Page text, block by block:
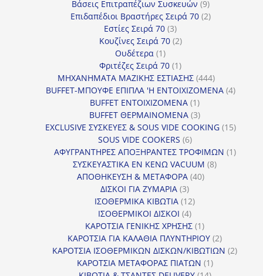
προϊόν
Βάσεις Επιτραπέζιων Συσκευών 99
προϊόντα
Επιδαπέδιοι Βραστήρες Σειρά 70 22
Εστίες Σειρά 70 33
προϊόντα
Κουζίνες Σειρά 70 22
Ουδέτερα 11
προϊόν
Φριτέζες Σειρά 70 11
προϊόν
ΜΗΧΑΝΗΜΑΤΑ ΜΑΖΙΚΗΣ ΕΣΤΙΑΣΗΣ 444444
προϊόντα
BUFFET-ΜΠΟΥΦΕ ΕΠΙΠΛΑ 'Η ΕΝΤΟΙΧΙΖΟΜΕΝΑ 44
BUFFET ΕΝΤΟΙΧΙΖΟΜΕΝΑ 11
προϊόν
BUFFET ΘΕΡΜΑΙΝΟΜΕΝΑ 33
προϊόντα
EXCLUSIVE ΣΥΣΚΕΥΕΣ & SOUS VIDE COOKING 1515
SOUS VIDE COOKERS 66
προϊόντα
ΑΦΥΓΡΑΝΤΗΡΕΣ ΑΠΟΞΗΡΑΝΤΕΣ ΤΡΟΦΙΜΩΝ 11
ΣΥΣΚΕΥΑΣΤΙΚΑ ΕΝ ΚΕΝΩ VACUUM 88
ΑΠΟΘΗΚΕΥΣΗ & ΜΕΤΑΦΟΡΑ 4040
ΔΙΣΚΟΙ ΓΙΑ ΖΥΜΑΡΙΑ 33
προϊόντα
ΙΣΟΘΕΡΜΙΚΑ ΚΙΒΩΤΙΑ 1212
ΙΣΟΘΕΡΜΙΚΟΙ ΔΙΣΚΟΙ 44
προϊόντα
ΚΑΡΟΤΣΙΑ ΓΕΝΙΚΗΣ ΧΡΗΣΗΣ 11
προϊόν
ΚΑΡΟΤΣΙΑ ΓΙΑ ΚΑΛΑΘΙΑ ΠΛΥΝΤΗΡΙΟΥ 22
προϊόντα
ΚΑΡΟΤΣΙΑ ΙΣΟΘΕΡΜΙΚΩΝ ΔΙΣΚΩΝ/ΚΙΒΩΤΙΩΝ 22
ΚΑΡΟΤΣΙΑ ΜΕΤΑΦΟΡΑΣ ΠΙΑΤΩΝ 11